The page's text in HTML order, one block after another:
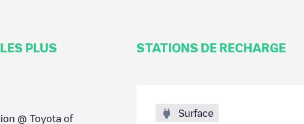
PLUS
@ Toyota of
STATIONS DE RECHARGE
Surface